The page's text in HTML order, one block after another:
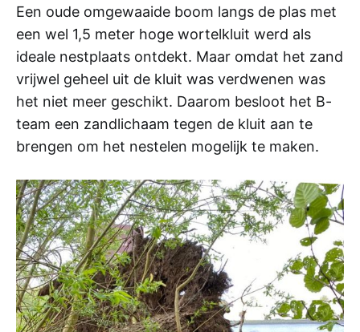
Een oude omgewaaide boom langs de plas met
een wel 1,5 meter hoge wortelkluit werd als
ideale nestplaats ontdekt. Maar omdat het zand
vrijwel geheel uit de kluit was verdwenen was
het niet meer geschikt. Daarom besloot het B-
team een zandlichaam tegen de kluit aan te
brengen om het nestelen mogelijk te maken.